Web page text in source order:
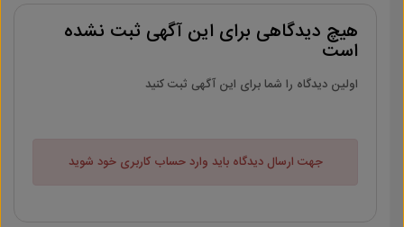
هیچ دیدگاهی برای این آگهی ثبت نشده
است
اولین دیدگاه را شما برای این آگهی ثبت کنید
جهت ارسال دیدگاه باید وارد حساب کاربری خود شوید